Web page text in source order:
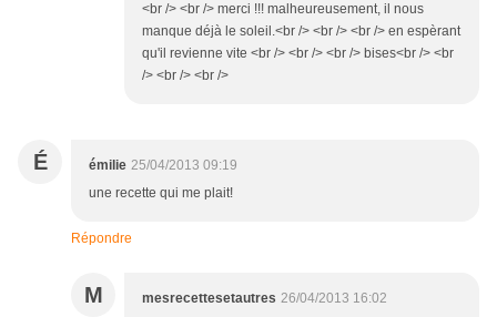
<br /> <br /> merci !!! malheureusement, il nous
manque déjà le soleil.<br /> <br /> <br /> en espèrant
qu'il revienne vite <br /> <br /> <br /> bises<br /> <br
/> <br /> <br />
É émilie 25/04/2013 09:19
une recette qui me plait!
Répondre
M mesrecettesetautres 26/04/2013 16:02